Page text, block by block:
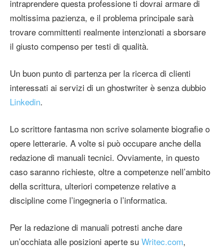
intraprendere questa professione ti dovrai armare di
moltissima pazienza, e il problema principale sarà
trovare committenti realmente intenzionati a sborsare
il giusto compenso per testi di qualità.
Un buon punto di partenza per la ricerca di clienti
interessati ai servizi di un ghostwriter è senza dubbio
Linkedin.
Lo scrittore fantasma non scrive solamente biografie o
opere letterarie. A volte si può occupare anche della
redazione di manuali tecnici. Ovviamente, in questo
caso saranno richieste, oltre a competenze nell’ambito
della scrittura, ulteriori competenze relative a
discipline come l’ingegneria o l’informatica.
Per la redazione di manuali potresti anche dare
un’occhiata alle posizioni aperte su Writec.com,